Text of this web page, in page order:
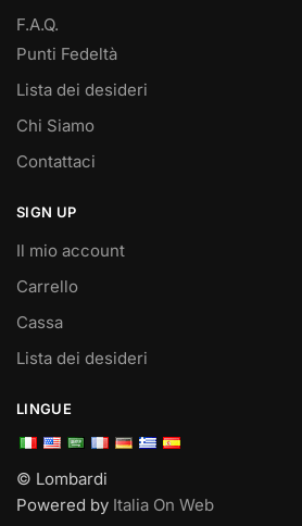
F.A.Q.
Punti Fedeltà
Lista dei desideri
Chi Siamo
Contattaci
SIGN UP
Il mio account
Carrello
Cassa
Lista dei desideri
LINGUE
© Lombardi
Powered by Italia On Web